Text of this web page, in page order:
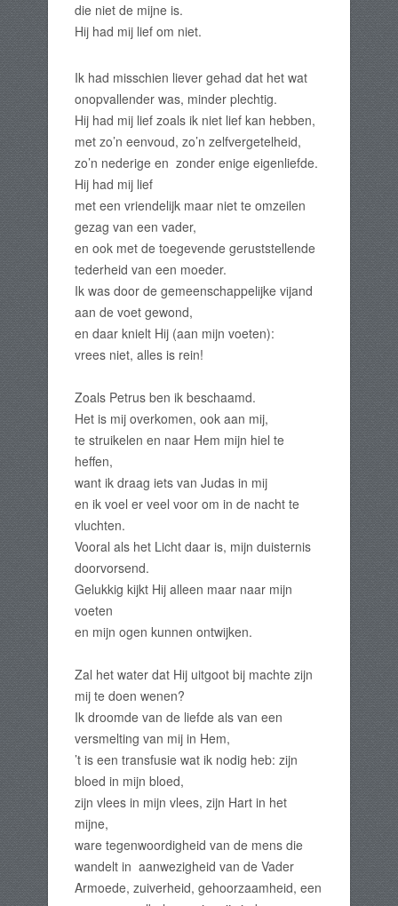
die niet de mijne is.
Hij had mij lief om niet.
Ik had misschien liever gehad dat het wat
onopvallender was, minder plechtig.
Hij had mij lief zoals ik niet lief kan hebben,
met zo’n eenvoud, zo’n zelfvergetelheid,
zo’n nederige en zonder enige eigenliefde.
Hij had mij lief
met een vriendelijk maar niet te omzeilen
gezag van een vader,
en ook met de toegevende geruststellende
tederheid van een moeder.
Ik was door de gemeenschappelijke vijand
aan de voet gewond,
en daar knielt Hij (aan mijn voeten):
vrees niet, alles is rein!
Zoals Petrus ben ik beschaamd.
Het is mij overkomen, ook aan mij,
te struikelen en naar Hem mijn hiel te
heffen,
want ik draag iets van Judas in mij
en ik voel er veel voor om in de nacht te
vluchten.
Vooral als het Licht daar is, mijn duisternis
doorvorsend.
Gelukkig kijkt Hij alleen maar naar mijn
voeten
en mijn ogen kunnen ontwijken.
Zal het water dat Hij uitgoot bij machte zijn
mij te doen wenen?
Ik droomde van de liefde als van een
versmelting van mij in Hem,
’t is een transfusie wat ik nodig heb: zijn
bloed in mijn bloed,
zijn vlees in mijn vlees, zijn Hart in het
mijne,
ware tegenwoordigheid van de mens die
wandelt in aanwezigheid van de Vader
Armoede, zuiverheid, gehoorzaamheid, een